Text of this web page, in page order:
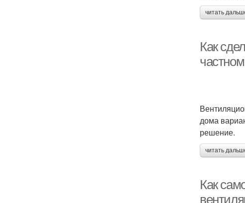
читать
Как
дома
решение.
читать
Как